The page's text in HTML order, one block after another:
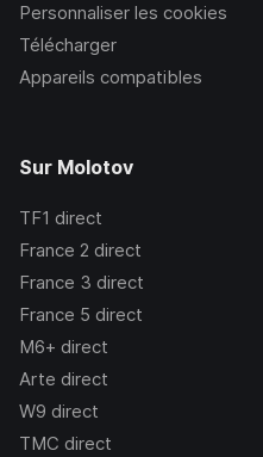
Personnaliser les cookies
Télécharger
Appareils compatibles
Sur Molotov
TF1 direct
France 2 direct
France 3 direct
France 5 direct
M6+ direct
Arte direct
W9 direct
TMC direct